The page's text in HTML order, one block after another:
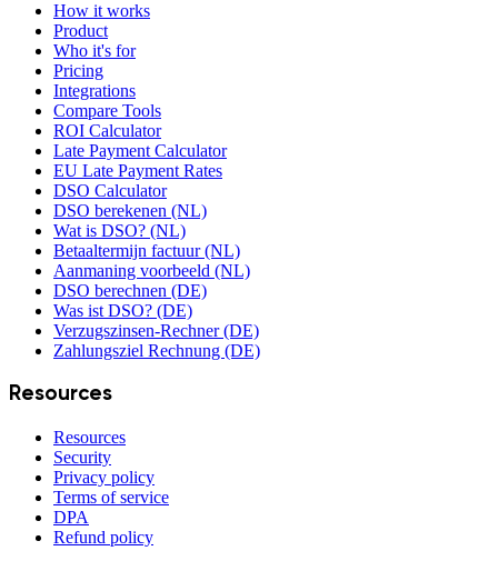
How it works
Product
Who it's for
Pricing
Integrations
Compare Tools
ROI Calculator
Late Payment Calculator
EU Late Payment Rates
DSO Calculator
DSO berekenen (NL)
Wat is DSO? (NL)
Betaaltermijn factuur (NL)
Aanmaning voorbeeld (NL)
DSO berechnen (DE)
Was ist DSO? (DE)
Verzugszinsen-Rechner (DE)
Zahlungsziel Rechnung (DE)
Resources
Resources
Security
Privacy policy
Terms of service
DPA
Refund policy